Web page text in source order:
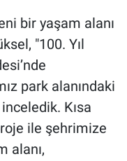
bir yaşam alanı
"100. Yıl
park alanındaki
Kısa
ile şehrimize
alanı,